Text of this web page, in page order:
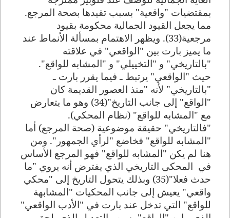
بمقتضيات "واقعية" بسبب تقيدها بصحة المرجع.
مما يجعل القيود الجمالية محكومة بقيود
مرجعية(33). ويظهر الاهتمام بمسألة الأنماط عند
ما يميز بارت بين "الواقعي" في علاقته
"بالتاريخي" و "التخييلي" و "المشابه للواقع".
حيث "الواقعي" يرتبط ـ فيما يقرر بارت ـ
"بالتاريخي" لأنه "منذ العصور القديمة كان
"الواقع" إلى جانب التاريخ"(34) وهو ما يتعارض
مع "المشابه للواقع" (نظام المحكي).
"فالتاريخي" حقيقة موضوعية (صحة المرجع) أما
"المشابه للواقع" فخاضع "لرأي الجمهور". ومن
هنا لم يكن "المشابه للواقع" فهو المرجع الأساس
في المحكى التاريخي الذي يفترض أنه يروي "ما
حدث فعلا"(35) وبذلك يتحول التاريخ إلى "محكي
واقعي" يعيش إلى جانب المحكيات "المشابهة
للواقع" التي تدخل عند بارت في "الأدب الواقعي"